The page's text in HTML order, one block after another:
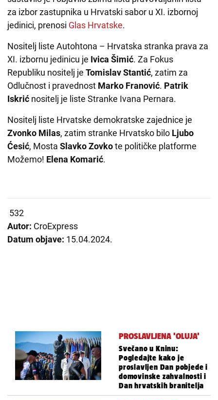
za izbor zastupnika u Hrvatski sabor u XI. izbornoj
jedinici, prenosi Glas Hrvatske.
Nositelj liste Autohtona – Hrvatska stranka prava za
XI. izbornu jedinicu je Ivica Šimić. Za Fokus
Republiku nositelj je Tomislav Stantić, zatim za
Odlučnost i pravednost Marko Franović. Patrik
Iskrić nositelj je liste Stranke Ivana Pernara.
Nositelj liste Hrvatske demokratske zajednice je
Zvonko Milas, zatim stranke Hrvatsko bilo Ljubo
Ćesić, Mosta Slavko Zovkote političke platforme
Možemo! Elena Komarić.
532
Autor: CroExpress
Datum objave: 15.04.2024.
PROSLAVLJENA 'OLUJA'
Svečano u Kninu:
Pogledajte kako je
proslavljen Dan pobjede i
domovinske zahvalnosti i
Dan hrvatskih branitelja